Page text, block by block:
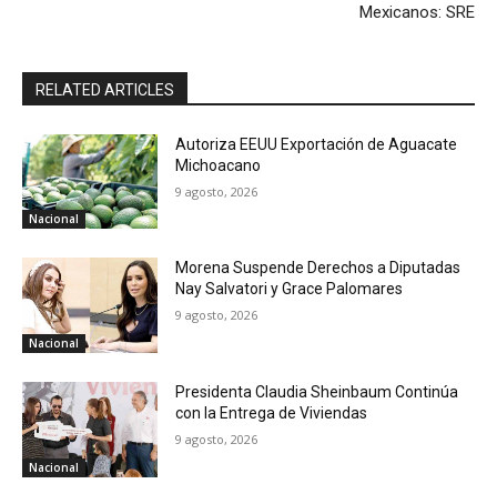
Mexicanos: SRE
RELATED ARTICLES
Nacional
Autoriza EEUU Exportación de Aguacate
Michoacano
9 agosto, 2026
Nacional
Morena Suspende Derechos a Diputadas
Nay Salvatori y Grace Palomares
9 agosto, 2026
Nacional
Presidenta Claudia Sheinbaum Continúa
con la Entrega de Viviendas
9 agosto, 2026